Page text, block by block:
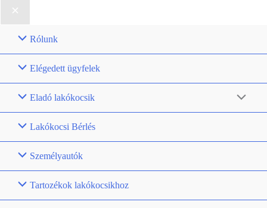
Rólunk
Elégedett ügyfelek
Eladó lakókocsik
Lakókocsi Bérlés
Személyautók
Tartozékok lakókocsikhoz